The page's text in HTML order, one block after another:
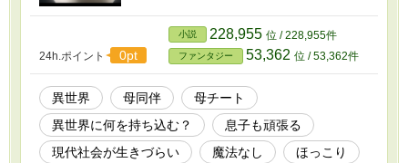
24h.ポイント 0pt
小説 228,955 位 / 228,955件
ファンタジー 53,362 位 / 53,362件
異世界 母同伴
母チート
異世界に何を持ち込む？
息子も頑張る
現代社会が生きづらい
魔法なし
ほっこり